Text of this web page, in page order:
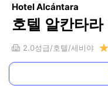
Hotel Alcántara
호텔 알칸타라
2.0성급 호텔 세비야